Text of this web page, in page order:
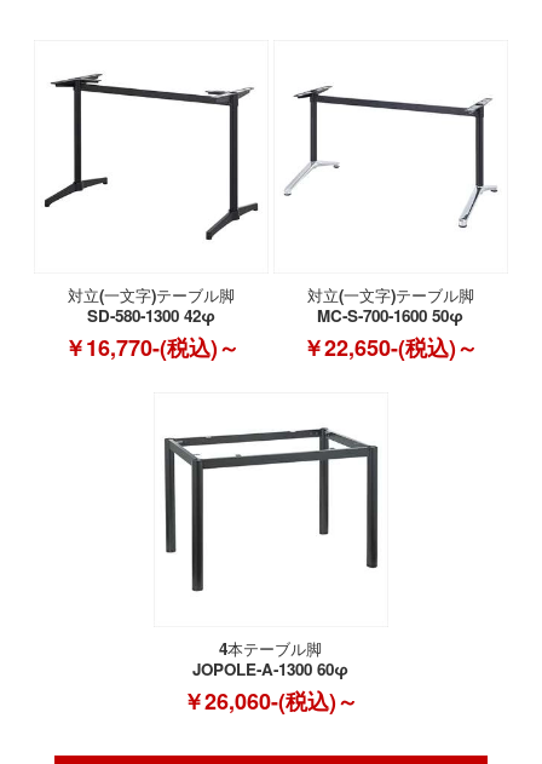
対立(一文字)テーブル脚
SD-580-1300 42φ
￥16,770-(税込)～
対立(一文字)テーブル脚
MC-S-700-1600 50φ
￥22,650-(税込)～
4本テーブル脚
JOPOLE-A-1300 60φ
￥26,060-(税込)～